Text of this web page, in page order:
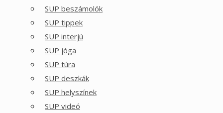
SUP beszámolók
SUP tippek
SUP interjú
SUP jóga
SUP túra
SUP deszkák
SUP helyszínek
SUP videó